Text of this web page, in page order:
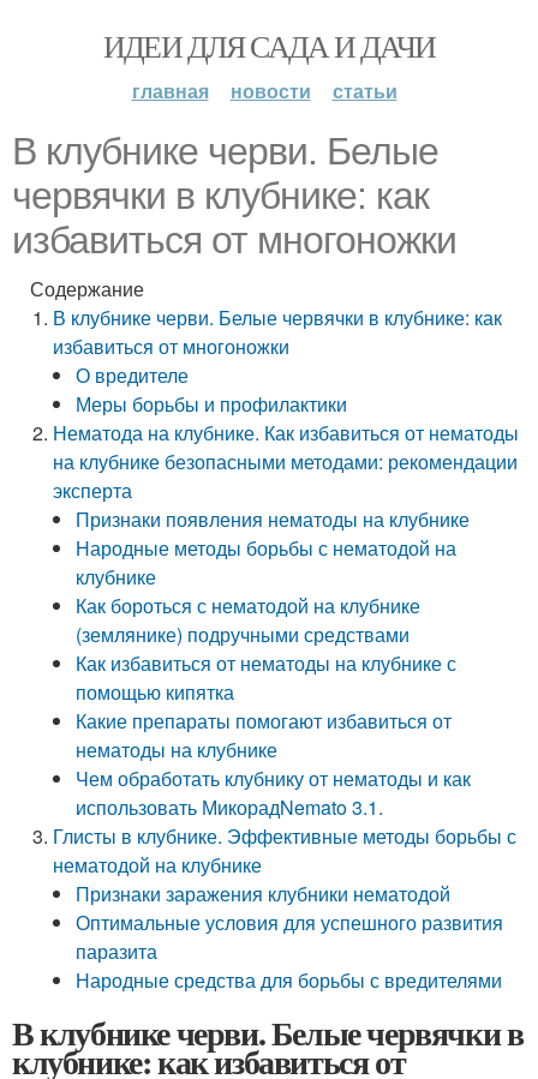
ИДЕИ ДЛЯ САДА И ДАЧИ
главная новости статьи
В клубнике черви. Белые
червячки в клубнике: как
избавиться от многоножки
Содержание
В клубнике черви. Белые червячки в клубнике: как
избавиться от многоножки
О вредителе
Меры борьбы и профилактики
Нематода на клубнике. Как избавиться от нематоды
на клубнике безопасными методами: рекомендации
эксперта
Признаки появления нематоды на клубнике
Народные методы борьбы с нематодой на
клубнике
Как бороться с нематодой на клубнике
(землянике) подручными средствами
Как избавиться от нематоды на клубнике с
помощью кипятка
Какие препараты помогают избавиться от
нематоды на клубнике
Чем обработать клубнику от нематоды и как
использовать МикорадNemato 3.1.
Глисты в клубнике. Эффективные методы борьбы с
нематодой на клубнике
Признаки заражения клубники нематодой
Оптимальные условия для успешного развития
паразита
Народные средства для борьбы с вредителями
В клубнике черви. Белые червячки в
клубнике: как избавиться от